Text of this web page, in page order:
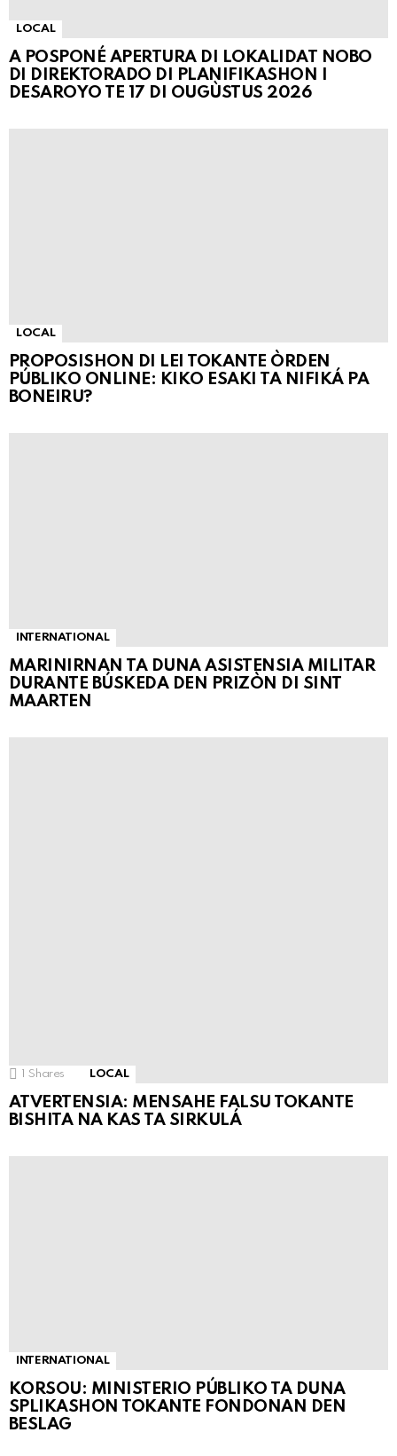
LOCAL
A POSPONÉ APERTURA DI LOKALIDAT NOBO
DI DIREKTORADO DI PLANIFIKASHON I
DESAROYO TE 17 DI OUGÙSTUS 2026
LOCAL
PROPOSISHON DI LEI TOKANTE ÒRDEN
PÚBLIKO ONLINE: KIKO ESAKI TA NIFIKÁ PA
BONEIRU?
INTERNATIONAL
MARINIRNAN TA DUNA ASISTENSIA MILITAR
DURANTE BÚSKEDA DEN PRIZÒN DI SINT
MAARTEN
1 Shares LOCAL
ATVERTENSIA: MENSAHE FALSU TOKANTE
BISHITA NA KAS TA SIRKULÁ
INTERNATIONAL
KORSOU: MINISTERIO PÚBLIKO TA DUNA
SPLIKASHON TOKANTE FONDONAN DEN
BESLAG